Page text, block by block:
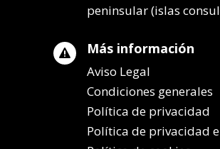
peninsular (islas
 Más información
Aviso Legal
Condiciones generales
Política de privacidad
Política de privacidad